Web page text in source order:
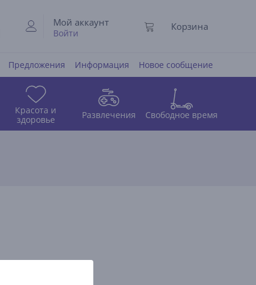
Мой аккаунт
Войти
Корзина
Предложения Информация Новое сообщение
Красота и
здоровье
Развлечения Свободное время